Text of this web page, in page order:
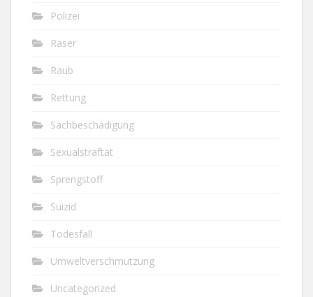
Polizei
Raser
Raub
Rettung
Sachbeschädigung
Sexualstraftat
Sprengstoff
Suizid
Todesfall
Umweltverschmutzung
Uncategorized